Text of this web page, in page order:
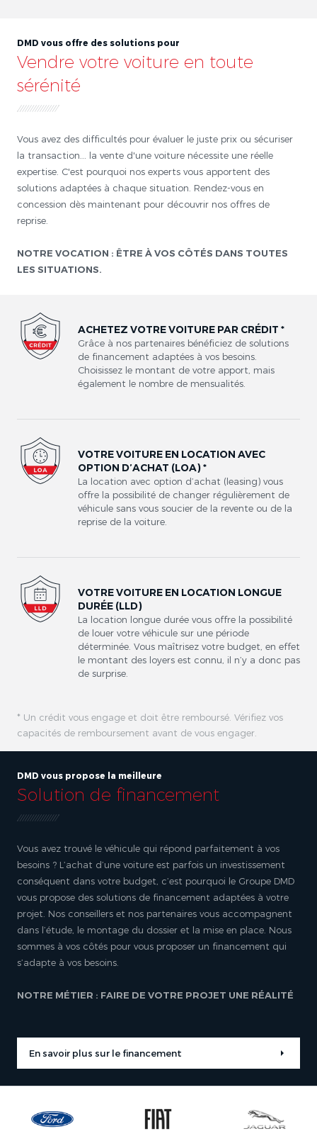
DMD vous offre des solutions pour
Vendre votre voiture en toute
sérénité
Vous avez des difficultés pour évaluer le juste prix ou sécuriser
la transaction... la vente d'une voiture nécessite une réelle
expertise. C'est pourquoi nos experts vous apportent des
solutions adaptées à chaque situation. Rendez-vous en
concession dès maintenant pour découvrir nos offres de
reprise.
NOTRE VOCATION : ÊTRE À VOS CÔTÉS DANS TOUTES
LES SITUATIONS.
DMD vous propose la meilleure
Solution de financement
Vous avez trouvé le véhicule qui répond parfaitement à vos
besoins ? L’achat d’une voiture est parfois un investissement
conséquent dans votre budget, c’est pourquoi le Groupe DMD
vous propose des solutions de financement adaptées à votre
projet. Nos conseillers et nos partenaires vous accompagnent
dans l’étude, le montage du dossier et la mise en place. Nous
sommes à vos côtés pour vous proposer un financement qui
s’adapte à vos besoins.
NOTRE MÉTIER : FAIRE DE VOTRE PROJET UNE RÉALITÉ
En savoir plus sur le financement
ACHETEZ VOTRE VOITURE PAR CRÉDIT *
Grâce à nos partenaires bénéficiez de solutions
de financement adaptées à vos besoins.
Choisissez le montant de votre apport, mais
également le nombre de mensualités.
VOTRE VOITURE EN LOCATION AVEC
OPTION D’ACHAT (LOA) *
La location avec option d’achat (leasing) vous
offre la possibilité de changer régulièrement de
véhicule sans vous soucier de la revente ou de la
reprise de la voiture.
VOTRE VOITURE EN LOCATION LONGUE
DURÉE (LLD)
La location longue durée vous offre la possibilité
de louer votre véhicule sur une période
déterminée. Vous maîtrisez votre budget, en effet
le montant des loyers est connu, il n’y a donc pas
de surprise.
* Un crédit vous engage et doit être remboursé. Vérifiez vos
capacités de remboursement avant de vous engager.